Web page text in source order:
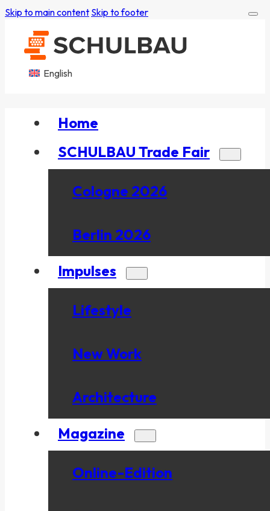
Skip to main content Skip to footer
English
Home
SCHULBAU Trade Fair
Cologne 2026
Berlin 2026
Impulses
Lifestyle
New Work
Architecture
Magazine
Online-Edition